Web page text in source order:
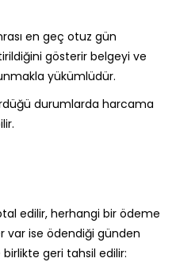
en geç otuz gün
gösterir belgeyi ve
yükümlüdür.
durumlarda harcama
edilir, herhangi bir ödeme
var ise ödendiği günden
geri tahsil edilir: